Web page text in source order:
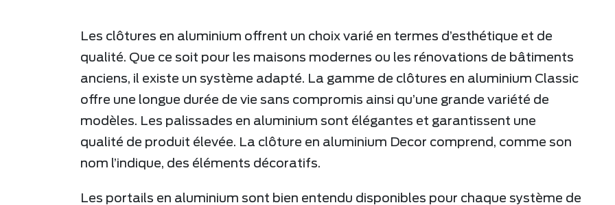
Les clôtures en aluminium offrent un choix varié en termes d’esthétique et de
qualité. Que ce soit pour les maisons modernes ou les rénovations de bâtiments
anciens, il existe un système adapté. La gamme de clôtures en aluminium Classic
offre une longue durée de vie sans compromis ainsi qu’une grande variété de
modèles. Les palissades en aluminium sont élégantes et garantissent une
qualité de produit élevée. La clôture en aluminium Decor comprend, comme son
nom l’indique, des éléments décoratifs.
Les portails en aluminium sont bien entendu disponibles pour chaque système de